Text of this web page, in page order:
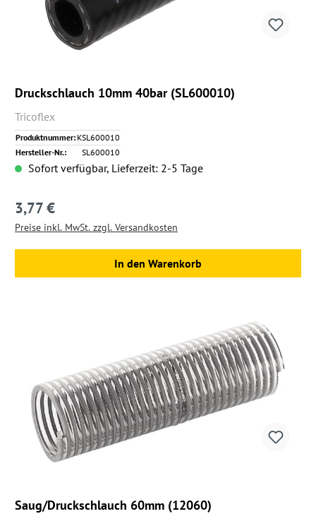
Druckschlauch 10mm 40bar (SL600010)
Tricoflex
Produktnummer: KSL600010
Hersteller-Nr.:
SL600010
Sofort verfügbar, Lieferzeit: 2-5 Tage
Regulärer Preis:
3,77 €
Preise inkl. MwSt. zzgl. Versandkosten
In den Warenkorb
Saug/Druckschlauch 60mm (12060)